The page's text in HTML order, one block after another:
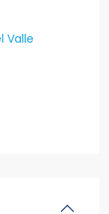
Valle